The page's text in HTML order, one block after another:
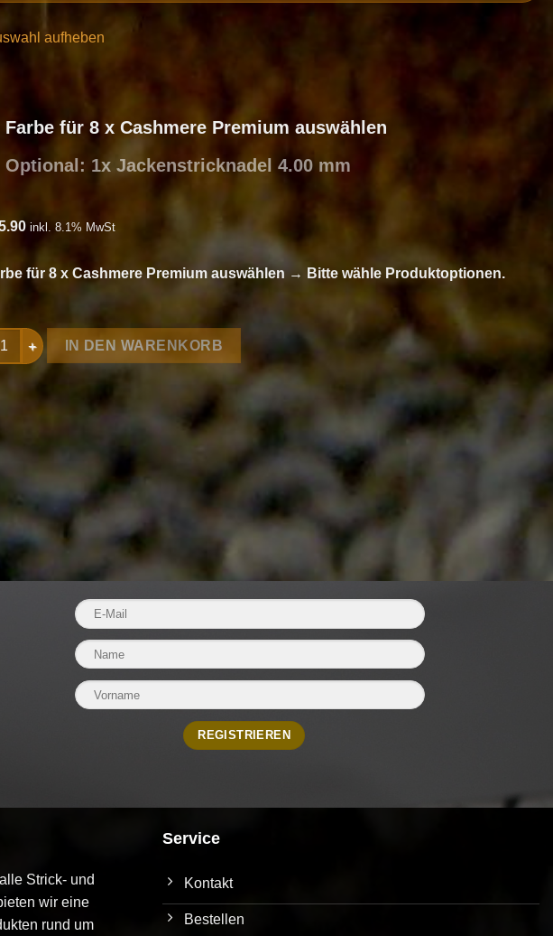
aufheben
Farbe für 8 x Cashmere Premium auswählen
Optional: 1x Jackenstricknadel 4.00 mm
inkl. 8.1% MwSt
für 8 x Cashmere Premium auswählen → Bitte wähle Produktoptionen.
Schal aus Cashmere Premium von Lang Yarns Menge
IN DEN WARENKORB
Strick- und
wir eine
rund um
Service
Kontakt
Bestellen